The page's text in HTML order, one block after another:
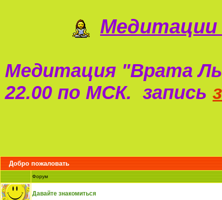
Медитации
Медитация "Врата
22.00 по МСК. запись
Добро пожаловать
Форум
Давайте знакомиться